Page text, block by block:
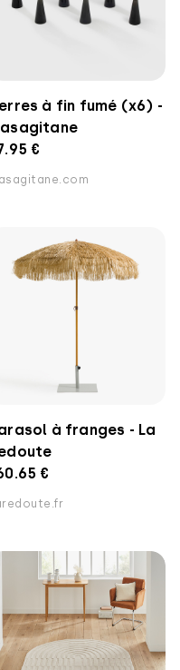
à fin fumé (x6) -
€
à franges - La
€